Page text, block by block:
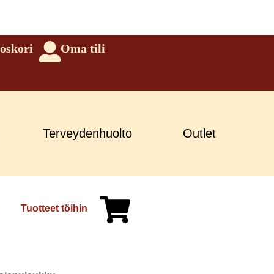
Oma tili
Terveydenhuolto Outlet
Tuotteet töihin